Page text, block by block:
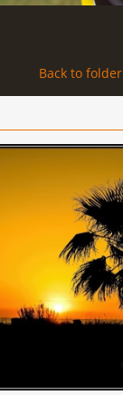
Back to folder